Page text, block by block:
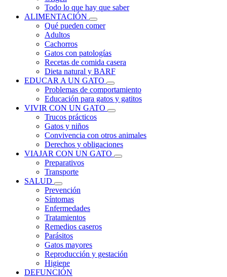
Todo lo que hay que saber
ALIMENTACIÓN
Qué pueden comer
Adultos
Cachorros
Gatos con patologías
Recetas de comida casera
Dieta natural y BARF
EDUCAR A UN GATO
Problemas de comportamiento
Educación para gatos y gatitos
VIVIR CON UN GATO
Trucos prácticos
Gatos y niños
Convivencia con otros animales
Derechos y obligaciones
VIAJAR CON UN GATO
Preparativos
Transporte
SALUD
Prevención
Síntomas
Enfermedades
Tratamientos
Remedios caseros
Parásitos
Gatos mayores
Reproducción y gestación
Higiene
DEFUNCIÓN